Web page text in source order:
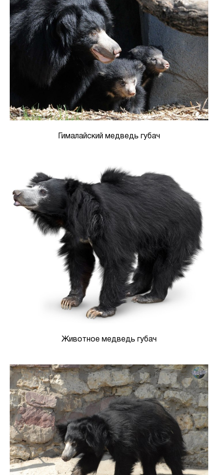
Гималайский медведь губач
Животное медведь губач